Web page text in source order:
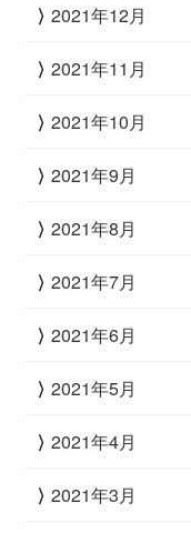
2021年12月
2021年11月
2021年10月
2021年9月
2021年8月
2021年7月
2021年6月
2021年5月
2021年4月
2021年3月